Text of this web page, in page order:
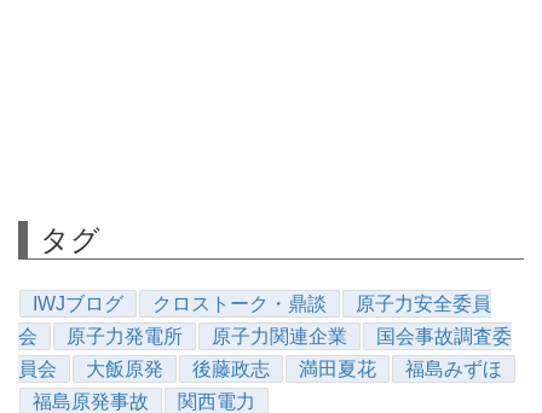
タグ
IWJブログ クロストーク・鼎談
原子力安全委員
会
原子力発電所 原子力関連企業
国会事故調査委
員会
大飯原発 後藤政志 満田夏花
福島みずほ
福島原発事故
関西電力